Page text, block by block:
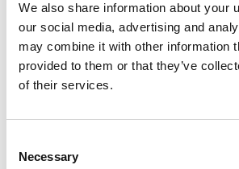
We also share information about your
our social media, advertising and
may combine it with other information
provided to them or that they’ve
of their services.
Selection
Necessary
Start och mål:
Starta lämpligen vid
slottsruin utmed Höjentorpsvägen
Varnhem. Leden är en rundslinga
två olika längder.
Höjentorp ligger nordväst om